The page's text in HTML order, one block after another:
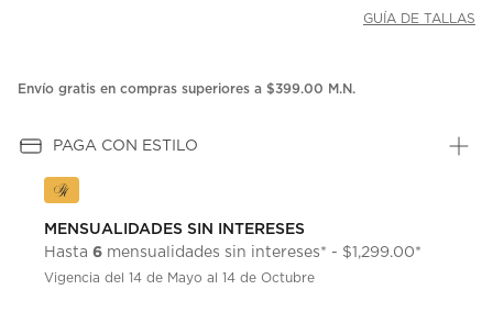
GUÍA DE TALLAS
Envío gratis en compras superiores a $399.00 M.N.
PAGA CON ESTILO
MENSUALIDADES SIN INTERESES
Hasta 6 mensualidades sin intereses* - $1,299.00*
Vigencia del 14 de Mayo al 14 de Octubre